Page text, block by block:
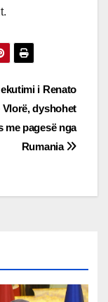
i Renato
Vlorë, dyshohet
me pagesë nga
Rumania